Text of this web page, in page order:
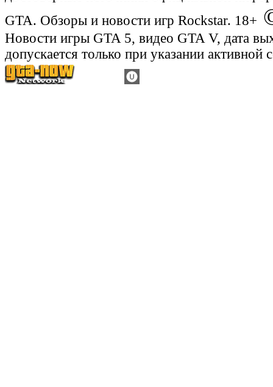
GTA. Обзоры и новости игр Rockstar. 18+
Новости игры GTA 5, видео GTA V, дата
допускается только при указании активной